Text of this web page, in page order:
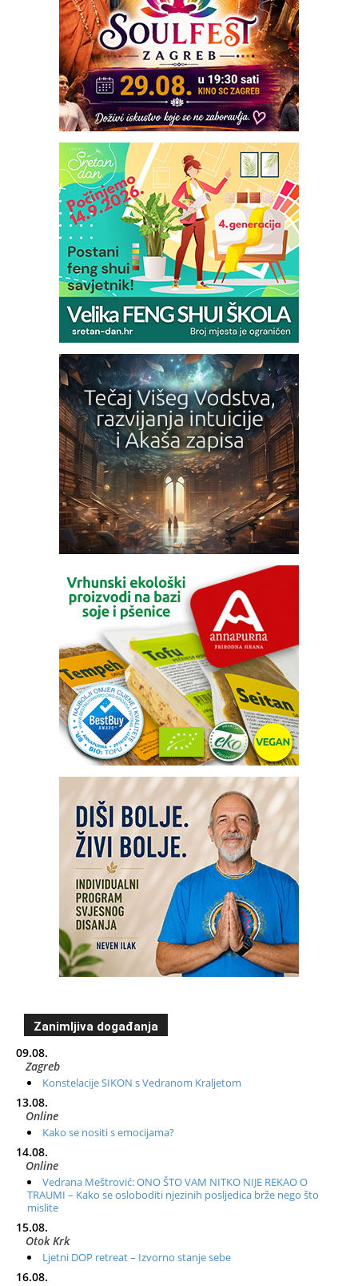
Zanimljiva događanja
09.08.
Zagreb
Konstelacije SIKON s Vedranom Kraljetom
13.08.
Online
Kako se nositi s emocijama?
14.08.
Online
Vedrana Meštrović: ONO ŠTO VAM NITKO NIJE REKAO O
TRAUMI – Kako se osloboditi njezinih posljedica brže nego što
mislite
15.08.
Otok Krk
Ljetni DOP retreat – Izvorno stanje sebe
16.08.